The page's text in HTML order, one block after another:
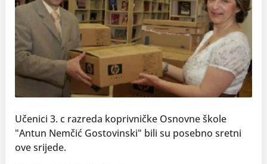
Učenici 3. c razreda koprivničke Osnovne škole
"Antun Nemčić Gostovinski" bili su posebno sretni
ove srijede.